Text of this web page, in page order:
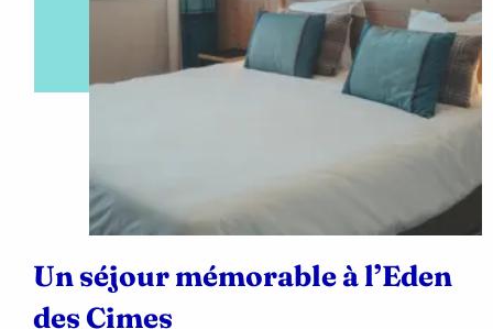
Un séjour mémorable à l’Eden
des Cimes